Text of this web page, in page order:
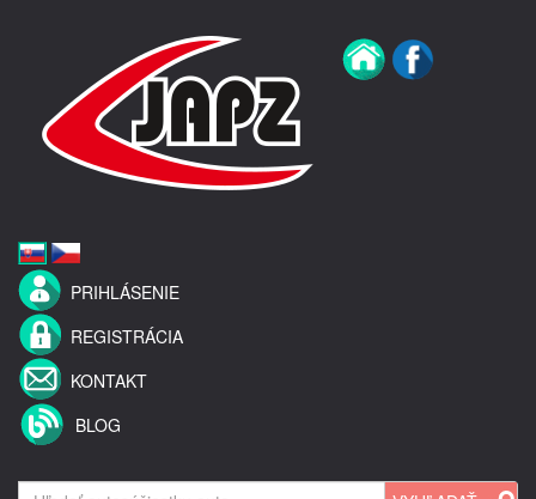
PRIHLÁSENIE
REGISTRÁCIA
KONTAKT
BLOG